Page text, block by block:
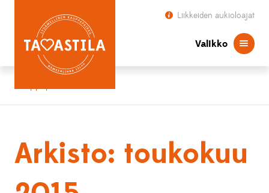
Liikkeiden aukioloajat
Valikko
Arkisto: toukokuu